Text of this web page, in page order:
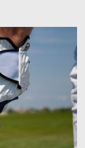
ghi điểm
và AI agent
phí vận hành
phản hồi